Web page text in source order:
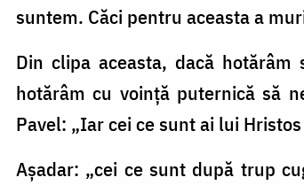
suntem. Căci pentru aceasta a
Din clipa aceasta, dacă
hotărâm cu voință puternică să
Pavel: „Iar cei ce sunt ai lui
Așadar: „cei ce sunt după trup